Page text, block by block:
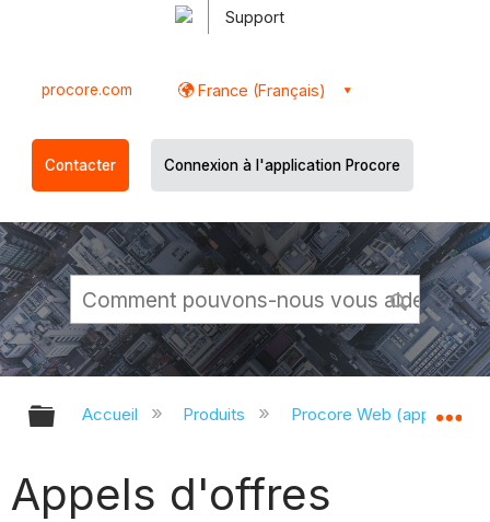
Support
procore.com France (Français)
Contacter Connexion à l'application Procore
Développer/réduire la hiérarchie
Accueil Produits Procore Web
Appels d'offres